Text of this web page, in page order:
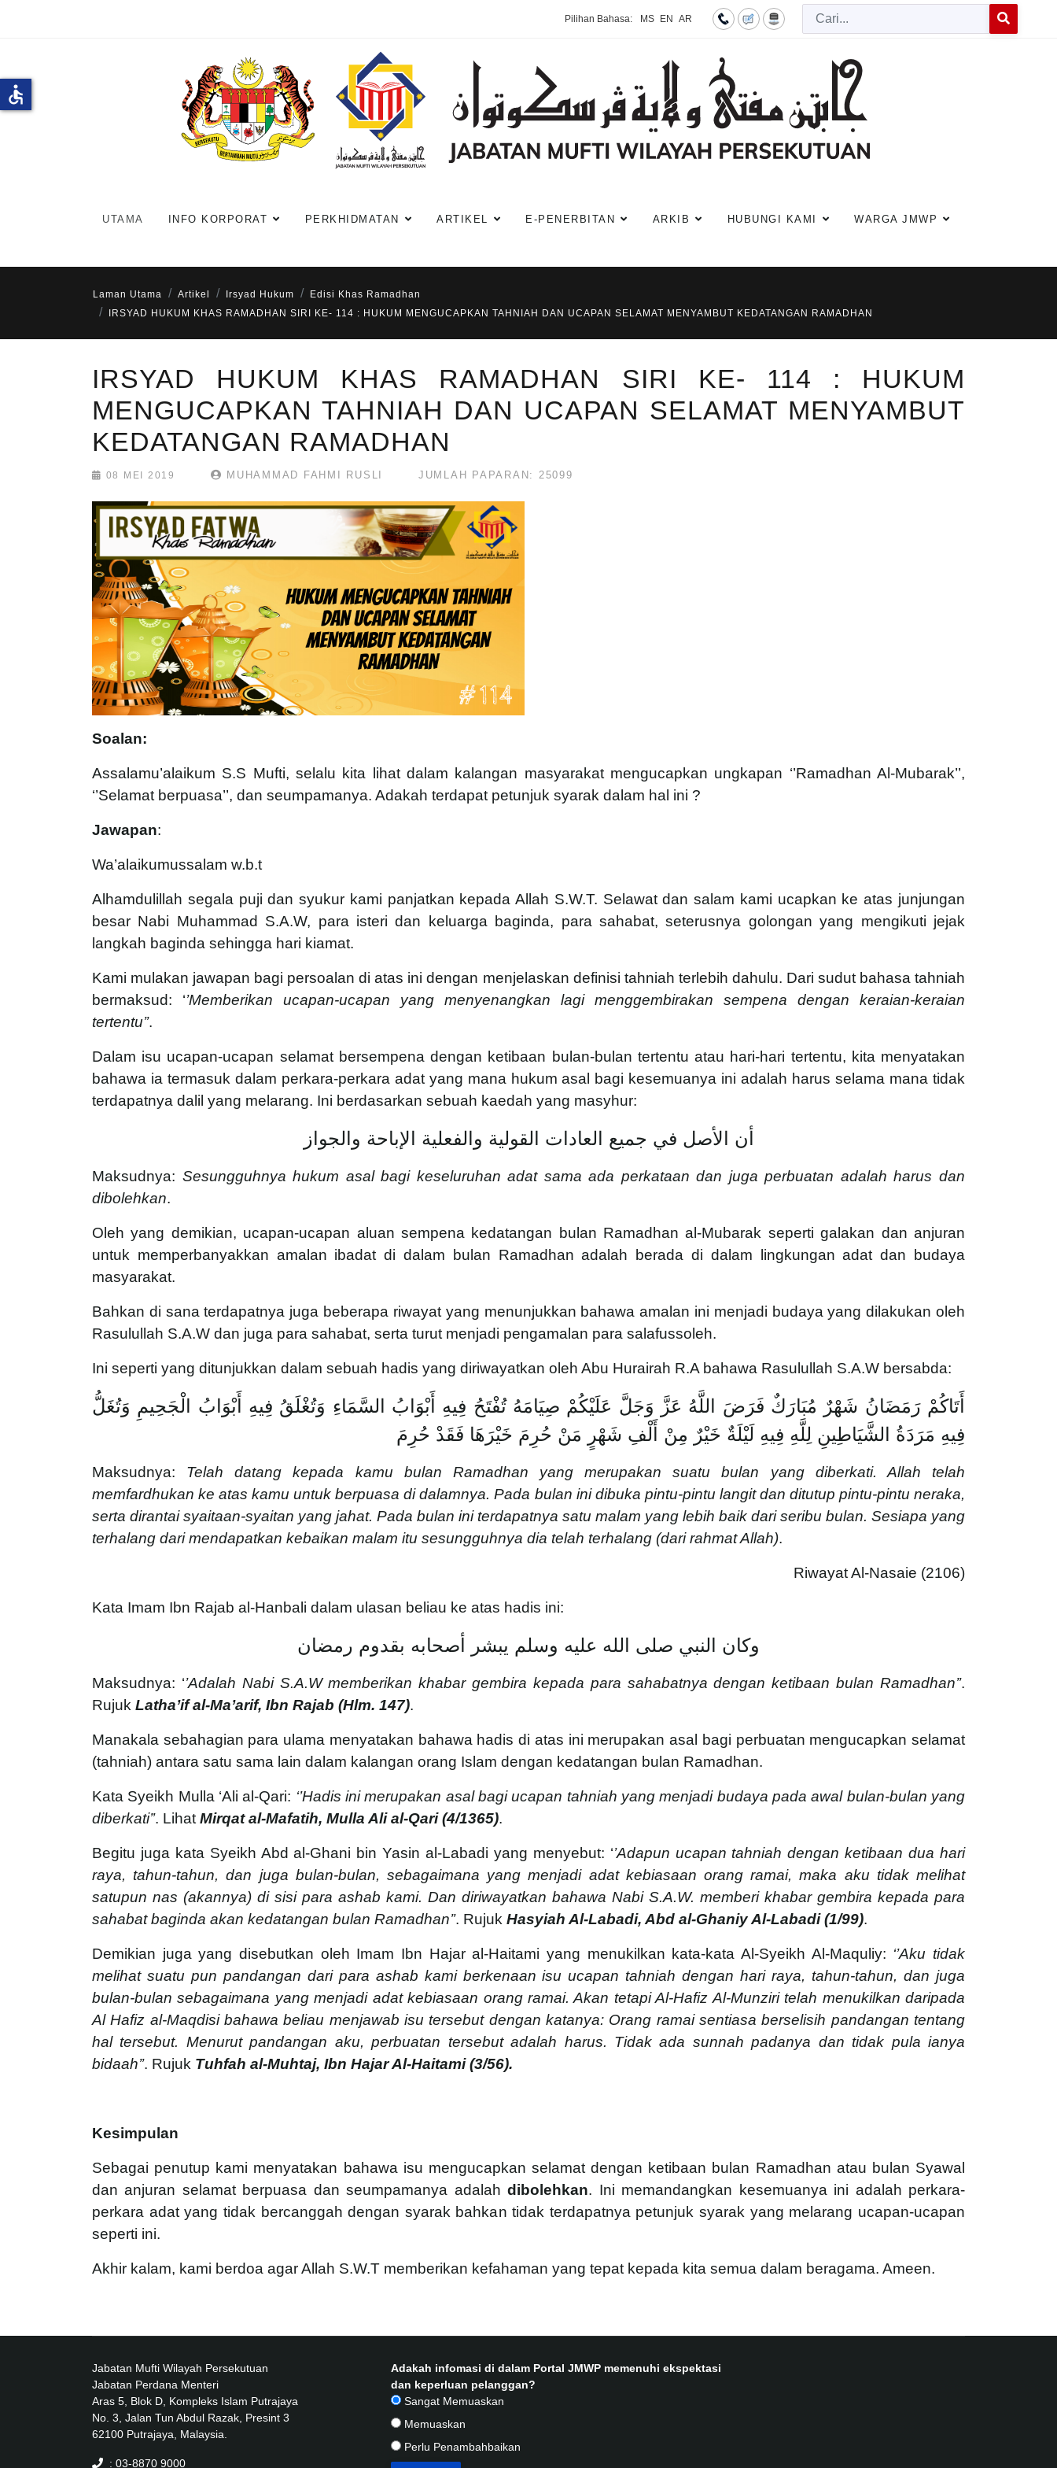
Pilihan Bahasa: MS EN AR
Cari
UTAMA INFO KORPORAT PERKHIDMATAN ARTIKEL E-PENERBITAN ARKIB HUBUNGI KAMI WARGA JMWP
Laman Utama Artikel Irsyad Hukum
Edisi Khas Ramadhan
IRSYAD HUKUM KHAS RAMADHAN SIRI KE- 114 : HUKUM MENGUCAPKAN TAHNIAH DAN UCAPAN SELAMAT MENYAMBUT KEDATANGAN RAMADHAN
IRSYAD HUKUM KHAS RAMADHAN SIRI KE- 114 : HUKUM
MENGUCAPKAN TAHNIAH DAN UCAPAN SELAMAT MENYAMBUT
KEDATANGAN RAMADHAN
08 MEI 2019 MUHAMMAD FAHMI RUSLI JUMLAH PAPARAN: 25099
Soalan:
Assalamu’alaikum S.S Mufti, selalu kita lihat dalam kalangan masyarakat mengucapkan ungkapan ‘’Ramadhan Al-Mubarak’’,
‘’Selamat berpuasa’’, dan seumpamanya. Adakah terdapat petunjuk syarak dalam hal ini ?
Jawapan:
Wa’alaikumussalam w.b.t
Alhamdulillah segala puji dan syukur kami panjatkan kepada Allah S.W.T. Selawat dan salam kami ucapkan ke atas junjungan
besar Nabi Muhammad S.A.W, para isteri dan keluarga baginda, para sahabat, seterusnya golongan yang mengikuti jejak
langkah baginda sehingga hari kiamat.
Kami mulakan jawapan bagi persoalan di atas ini dengan menjelaskan definisi tahniah terlebih dahulu. Dari sudut bahasa tahniah
bermaksud: ‘’Memberikan ucapan-ucapan yang menyenangkan lagi menggembirakan sempena dengan keraian-keraian
tertentu’’.
Dalam isu ucapan-ucapan selamat bersempena dengan ketibaan bulan-bulan tertentu atau hari-hari tertentu, kita menyatakan
bahawa ia termasuk dalam perkara-perkara adat yang mana hukum asal bagi kesemuanya ini adalah harus selama mana tidak
terdapatnya dalil yang melarang. Ini berdasarkan sebuah kaedah yang masyhur:
أن الأصل في جميع العادات القولية والفعلية الإباحة والجواز
Maksudnya: Sesungguhnya hukum asal bagi keseluruhan adat sama ada perkataan dan juga perbuatan adalah harus dan
dibolehkan.
Oleh yang demikian, ucapan-ucapan aluan sempena kedatangan bulan Ramadhan al-Mubarak seperti galakan dan anjuran
untuk memperbanyakkan amalan ibadat di dalam bulan Ramadhan adalah berada di dalam lingkungan adat dan budaya
masyarakat.
Bahkan di sana terdapatnya juga beberapa riwayat yang menunjukkan bahawa amalan ini menjadi budaya yang dilakukan oleh
Rasulullah S.A.W dan juga para sahabat, serta turut menjadi pengamalan para salafussoleh.
Ini seperti yang ditunjukkan dalam sebuah hadis yang diriwayatkan oleh Abu Hurairah R.A bahawa Rasulullah S.A.W bersabda:
أَتَاكُمْ رَمَضَانُ شَهْرٌ مُبَارَكٌ فَرَضَ اللَّهُ عَزَّ وَجَلَّ عَلَيْكُمْ صِيَامَهُ تُفْتَحُ فِيهِ أَبْوَابُ السَّمَاءِ وَتُغْلَقُ فِيهِ أَبْوَابُ الْجَحِيمِ وَتُغَلُّ
فِيهِ مَرَدَةُ الشَّيَاطِينِ لِلَّهِ فِيهِ لَيْلَةٌ خَيْرٌ مِنْ أَلْفِ شَهْرٍ مَنْ حُرِمَ خَيْرَهَا فَقَدْ حُرِمَ
Maksudnya: Telah datang kepada kamu bulan Ramadhan yang merupakan suatu bulan yang diberkati. Allah telah
memfardhukan ke atas kamu untuk berpuasa di dalamnya. Pada bulan ini dibuka pintu-pintu langit dan ditutup pintu-pintu neraka,
serta dirantai syaitaan-syaitan yang jahat. Pada bulan ini terdapatnya satu malam yang lebih baik dari seribu bulan. Sesiapa yang
terhalang dari mendapatkan kebaikan malam itu sesungguhnya dia telah terhalang (dari rahmat Allah).
Riwayat Al-Nasaie (2106)
Kata Imam Ibn Rajab al-Hanbali dalam ulasan beliau ke atas hadis ini:
وكان النبي صلى الله عليه وسلم يبشر أصحابه بقدوم رمضان
Maksudnya: ‘’Adalah Nabi S.A.W memberikan khabar gembira kepada para sahabatnya dengan ketibaan bulan Ramadhan’’.
Rujuk Latha’if al-Ma’arif, Ibn Rajab (Hlm. 147).
Manakala sebahagian para ulama menyatakan bahawa hadis di atas ini merupakan asal bagi perbuatan mengucapkan selamat
(tahniah) antara satu sama lain dalam kalangan orang Islam dengan kedatangan bulan Ramadhan.
Kata Syeikh Mulla ‘Ali al-Qari: ‘’Hadis ini merupakan asal bagi ucapan tahniah yang menjadi budaya pada awal bulan-bulan yang
diberkati’’. Lihat Mirqat al-Mafatih, Mulla Ali al-Qari (4/1365).
Begitu juga kata Syeikh Abd al-Ghani bin Yasin al-Labadi yang menyebut: ‘’Adapun ucapan tahniah dengan ketibaan dua hari
raya, tahun-tahun, dan juga bulan-bulan, sebagaimana yang menjadi adat kebiasaan orang ramai, maka aku tidak melihat
satupun nas (akannya) di sisi para ashab kami. Dan diriwayatkan bahawa Nabi S.A.W. memberi khabar gembira kepada para
sahabat baginda akan kedatangan bulan Ramadhan’’. Rujuk Hasyiah Al-Labadi, Abd al-Ghaniy Al-Labadi (1/99).
Demikian juga yang disebutkan oleh Imam Ibn Hajar al-Haitami yang menukilkan kata-kata Al-Syeikh Al-Maquliy: ‘’Aku tidak
melihat suatu pun pandangan dari para ashab kami berkenaan isu ucapan tahniah dengan hari raya, tahun-tahun, dan juga
bulan-bulan sebagaimana yang menjadi adat kebiasaan orang ramai. Akan tetapi Al-Hafiz Al-Munziri telah menukilkan daripada
Al Hafiz al-Maqdisi bahawa beliau menjawab isu tersebut dengan katanya: Orang ramai sentiasa berselisih pandangan tentang
hal tersebut. Menurut pandangan aku, perbuatan tersebut adalah harus. Tidak ada sunnah padanya dan tidak pula ianya
bidaah’’. Rujuk Tuhfah al-Muhtaj, Ibn Hajar Al-Haitami (3/56).
Kesimpulan
Sebagai penutup kami menyatakan bahawa isu mengucapkan selamat dengan ketibaan bulan Ramadhan atau bulan Syawal
dan anjuran selamat berpuasa dan seumpamanya adalahdibolehkan. Ini memandangkan kesemuanya ini adalah perkara-
perkara adat yang tidak bercanggah dengan syarak bahkan tidak terdapatnya petunjuk syarak yang melarang ucapan-ucapan
seperti ini.
Akhir kalam, kami berdoa agar Allah S.W.T memberikan kefahaman yang tepat kepada kita semua dalam beragama. Ameen.
Jabatan Mufti Wilayah Persekutuan
Jabatan Perdana Menteri
Aras 5, Blok D, Kompleks Islam Putrajaya
No. 3, Jalan Tun Abdul Razak, Presint 3
62100 Putrajaya, Malaysia.
: 03-8870 9000
Adakah infomasi di dalam Portal JMWP memenuhi ekspektasi
dan keperluan pelanggan?
Sangat Memuaskan
Memuaskan
Perlu Penambahbaikan
accessible